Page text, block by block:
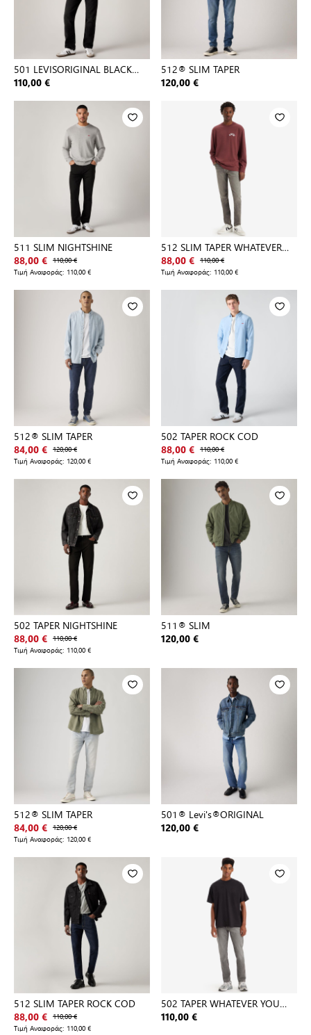
501 LEVISORIGINAL BLACK
80701
110,00 €
512® SLIM TAPER
120,00 €
511 SLIM NIGHTSHINE
88,00 € 110,00 €
Τιμή Αναφοράς: 110,00 €
512 SLIM TAPER WHATEVER
YOU LI
88,00 € 110,00 €
Τιμή Αναφοράς: 110,00 €
512® SLIM TAPER
84,00 € 120,00 €
Τιμή Αναφοράς: 120,00 €
502 TAPER ROCK COD
88,00 € 110,00 €
Τιμή Αναφοράς: 110,00 €
502 TAPER NIGHTSHINE
88,00 € 110,00 €
Τιμή Αναφοράς: 110,00 €
511® SLIM
120,00 €
512® SLIM TAPER
84,00 € 120,00 €
Τιμή Αναφοράς: 120,00 €
501® Levi's®ORIGINAL
120,00 €
512 SLIM TAPER ROCK COD
88,00 € 110,00 €
Τιμή Αναφοράς: 110,00 €
502 TAPER WHATEVER YOU
LIKE
110,00 €